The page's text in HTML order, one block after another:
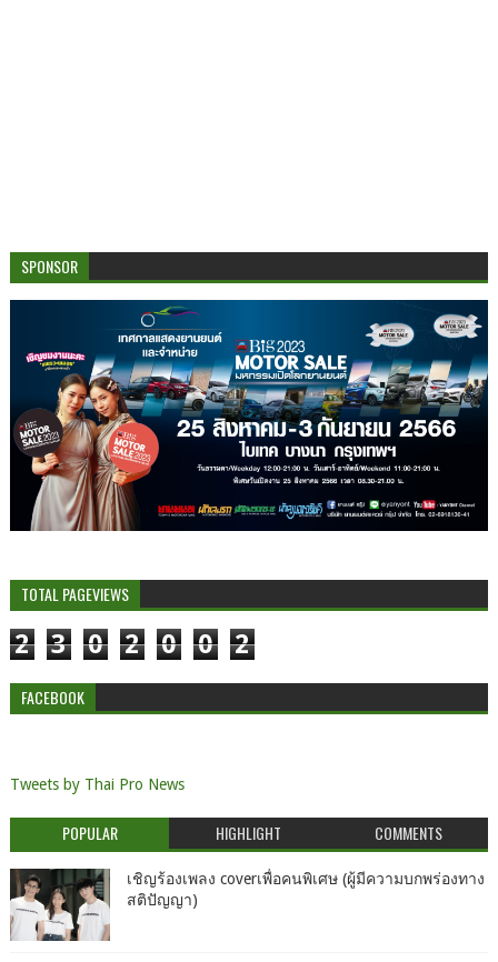
SPONSOR
TOTAL PAGEVIEWS
2 3 0 2 0 0 2
FACEBOOK
Tweets by Thai Pro News
POPULAR HIGHLIGHT COMMENTS
เชิญร้องเพลง coverเพื่อคนพิเศษ (ผู้มีความบกพร่องทาง
สติปัญญา)